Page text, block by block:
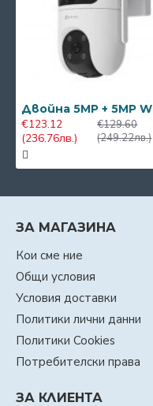
€123.12
(236.76лв.)
€129.60
(249.22лв.)
ЗА МАГАЗИНА
Кои сме ние
Общи условия
Условия доставки
Политики лични данни
Политики Cookies
Потребителски права
ЗА КЛИЕНТА